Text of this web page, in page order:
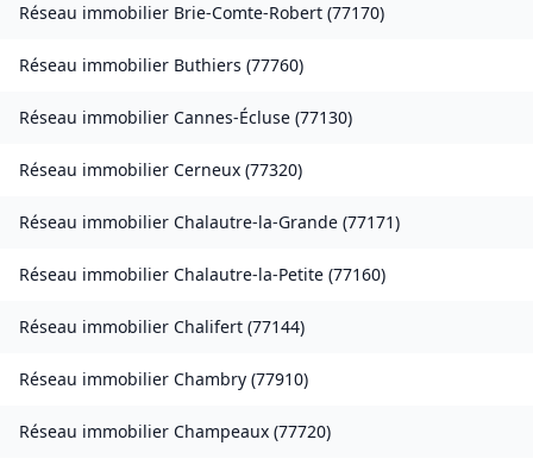
Réseau immobilier Brie-Comte-Robert (77170)
Réseau immobilier Buthiers (77760)
Réseau immobilier Cannes-Écluse (77130)
Réseau immobilier Cerneux (77320)
Réseau immobilier Chalautre-la-Grande (77171)
Réseau immobilier Chalautre-la-Petite (77160)
Réseau immobilier Chalifert (77144)
Réseau immobilier Chambry (77910)
Réseau immobilier Champeaux (77720)